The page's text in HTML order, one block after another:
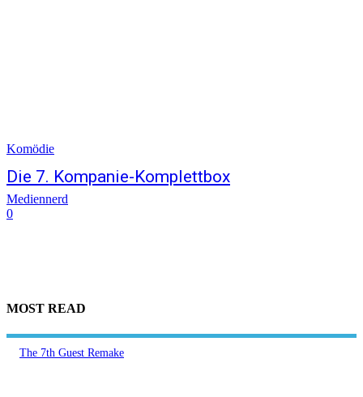
Komödie
Die 7. Kompanie-Komplettbox
Mediennerd
0
MOST READ
The 7th Guest Remake